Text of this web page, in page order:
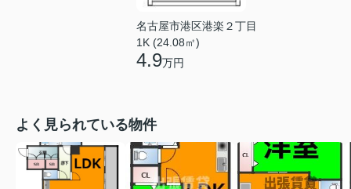
名古屋市港区港楽２丁目
1K (24.08㎡)
4.9万円
よく見られている物件